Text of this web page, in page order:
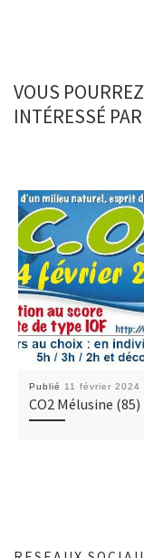
VOUS
INTÉRESSÉ PAR
Publié 11 février 2024
CO2 Mélusine (85)